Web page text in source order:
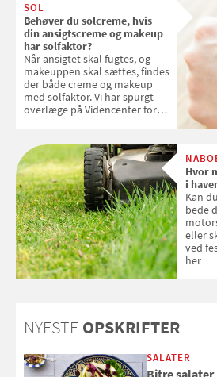
SOL
Behøver du solcreme, hvis
din ansigtscreme og makeup
har solfaktor?
Når ansigtet skal fugtes, og
makeuppen skal sættes, findes
der både creme og makeup
med solfaktor. Vi har spurgt
overlæge på Videncenter for
med SPF kan erstatte
solcreme, når man bevæger
sig ud i solen
Hvor
i
Kan
bede
eller
ved
her
NYESTE OPSKRIFTER
SALATER